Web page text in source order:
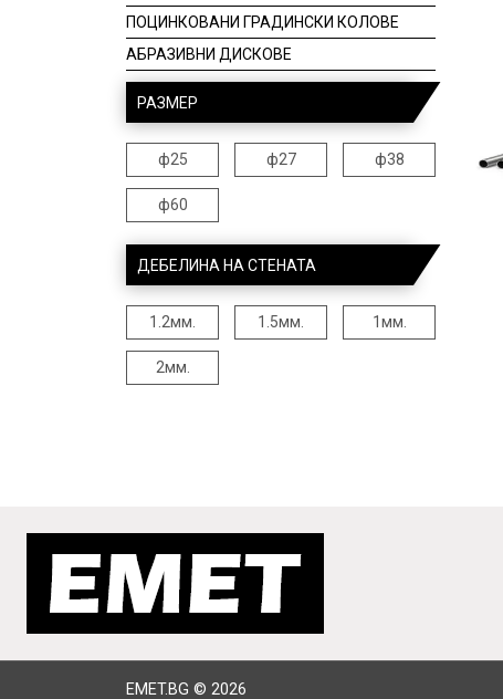
ПОЦИНКОВАНИ ГРАДИНСКИ КОЛОВЕ
AБРАЗИВНИ ДИСКОВЕ
РАЗМЕР
ф25 ф27 ф38
ф60
ДЕБЕЛИНА НА СТЕНАТА
1.2мм. 1.5мм. 1мм.
2мм.
EMET.BG © 2026